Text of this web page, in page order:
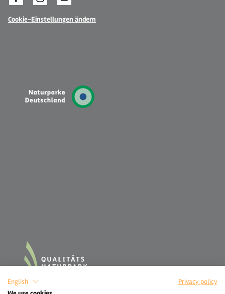
Cookie-Einstellungen ändern
English
Privacy policy